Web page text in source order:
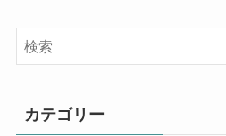
カテゴリー